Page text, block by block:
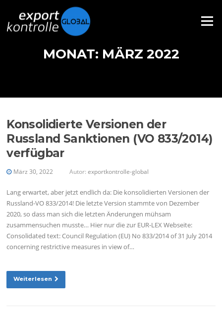
Menü
MONAT: MÄRZ 2022
Konsolidierte Versionen der
Russland Sanktionen (VO 833/2014)
verfügbar
März 30, 2022 Autor:exportkontrolle-global
Lang erwartet, aber jetzt endlich da: Die konsolidierten Versionen der
Russland-VO 833/2014! Die letzte Version stammte von Dezember
2020, so dass man sich die letzten Änderungen mühsam
zusammensuchen musste… Hier nur die zur EUR-LEX Webseite:
Consolidated text: Council Regulation (EU) No 833/2014 of 31 July 2014
concerning restrictive measures in view of…
Weiterlesen